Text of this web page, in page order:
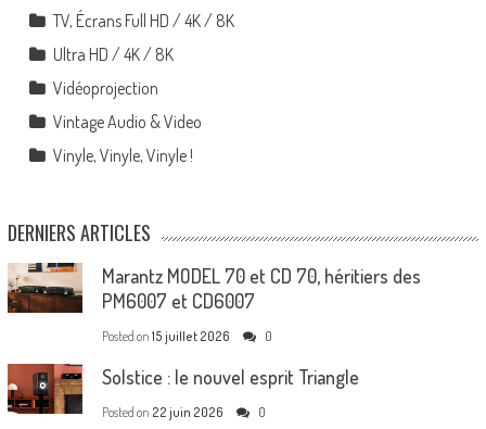
TV, Écrans Full HD / 4K / 8K
Ultra HD / 4K / 8K
Vidéoprojection
Vintage Audio & Video
Vinyle, Vinyle, Vinyle !
DERNIERS ARTICLES
Marantz MODEL 70 et CD 70, héritiers des
PM6007 et CD6007
Posted on 15 juillet 2026 0
Solstice : le nouvel esprit Triangle
Posted on 22 juin 2026 0